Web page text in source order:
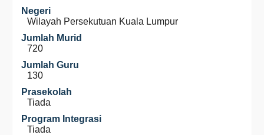
Negeri
Wilayah Persekutuan Kuala Lumpur
Jumlah Murid
720
Jumlah Guru
130
Prasekolah
Tiada
Program Integrasi
Tiada